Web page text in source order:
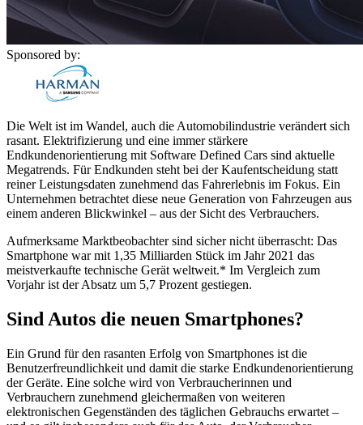
Sponsored by:
Die Welt ist im Wandel, auch die Automobilindustrie verändert sich
rasant. Elektrifizierung und eine immer stärkere
Endkundenorientierung mit Software Defined Cars sind aktuelle
Megatrends. Für Endkunden steht bei der Kaufentscheidung statt
reiner Leistungsdaten zunehmend das Fahrerlebnis im Fokus. Ein
Unternehmen betrachtet diese neue Generation von Fahrzeugen aus
einem anderen Blickwinkel – aus der Sicht des Verbrauchers.
Aufmerksame Marktbeobachter sind sicher nicht überrascht: Das
Smartphone war mit 1,35 Milliarden Stück im Jahr 2021 das
meistverkaufte technische Gerät weltweit.* Im Vergleich zum
Vorjahr ist der Absatz um 5,7 Prozent gestiegen.
Sind Autos die neuen Smartphones?
Ein Grund für den rasanten Erfolg von Smartphones ist die
Benutzerfreundlichkeit und damit die starke Endkundenorientierung
der Geräte. Eine solche wird von Verbraucherinnen und
Verbrauchern zunehmend gleichermaßen von weiteren
elektronischen Gegenständen des täglichen Gebrauchs erwartet –